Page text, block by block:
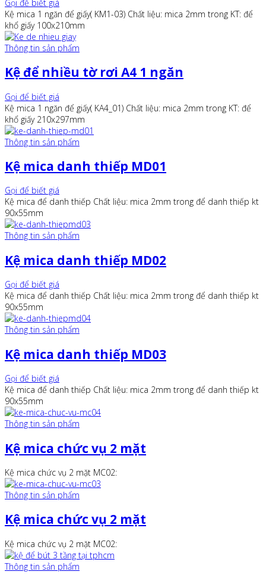
Gọi để biết giá
Kệ mica 1 ngăn để giấy( KM1-03) Chất liệu: mica 2mm trong KT: để
khổ giấy 100x210mm
Thông tin sản phẩm
Kệ để nhiều tờ rơi A4 1 ngăn
Gọi để biết giá
Kệ mica 1 ngăn để giấy( KA4_01) Chất liệu: mica 2mm trong KT: để
khổ giấy 210x297mm
Thông tin sản phẩm
Kệ mica danh thiếp MD01
Gọi để biết giá
Kệ mica để danh thiếp Chất liệu: mica 2mm trong để danh thiếp kt
90x55mm
Thông tin sản phẩm
Kệ mica danh thiếp MD02
Gọi để biết giá
Kệ mica để danh thiếp Chất liệu: mica 2mm trong để danh thiếp kt
90x55mm
Thông tin sản phẩm
Kệ mica danh thiếp MD03
Gọi để biết giá
Kệ mica để danh thiếp Chất liệu: mica 2mm trong để danh thiếp kt
90x55mm
Thông tin sản phẩm
Kệ mica chức vụ 2 mặt
Kệ mica chức vụ 2 mặt MC02:
Thông tin sản phẩm
Kệ mica chức vụ 2 mặt
Kệ mica chức vụ 2 mặt MC02:
Thông tin sản phẩm